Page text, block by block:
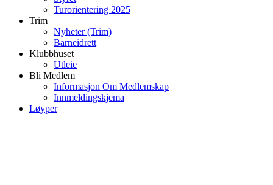
Turorientering 2025
Trim
Nyheter (Trim)
Barneidrett
Klubbhuset
Utleie
Bli Medlem
Informasjon Om Medlemskap
Innmeldingskjema
Løyper